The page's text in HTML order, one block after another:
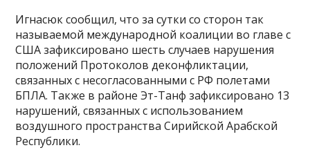
Игнасюк сообщил, что за сутки со сторон так
называемой международной коалиции во главе с
США зафиксировано шесть случаев нарушения
положений Протоколов деконфликтации,
связанных с несогласованными с РФ полетами
БПЛА. Также в районе Эт-Танф зафиксировано 13
нарушений, связанных с использованием
воздушного пространства Сирийской Арабской
Республики.